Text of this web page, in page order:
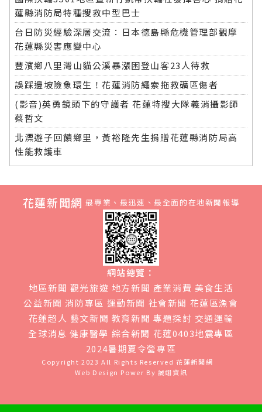
蓮縣消防局特種搜救中型巴士
台日防災經驗深層交流：日本德島縣危機管理部觀摩
花蓮縣災害應變中心
豐濱鄉八里灣山貓公溪暴漲困登山客23人待救
誤踩邊坡險象環生！花蓮消防繩索拖救礦區傷者
(影音)英勇鏡頭下的守護者 花蓮特搜大隊義消攝影師
蔡哲文
北漂遊子回饋鄉里，黃裕隆先生捐贈花蓮縣消防局高
性能救護車
花蓮新聞網 最專業、最迅速、最全面的在地新聞報導
網站總覽：
地區新聞 觀光旅遊 地方新聞 產業消費 美食生活
公益新聞 消防專區 運動新聞 社會新聞 花蓮區漁會
花蓮超人 藝文新聞 教育新聞 專題探討 交通運輸
全球消息 健康醫學 綜合新聞 花蓮0403地震專區
2024暑期夏令營專區
Copyright 2023 All Rights Reserved花蓮新聞網
Web Design Power By 誠翊資訊